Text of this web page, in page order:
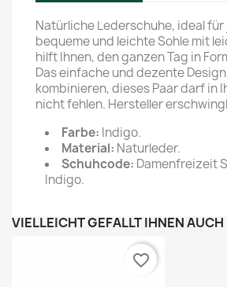
Natürliche Lederschuhe, ideal
bequeme und leichte Sohle mit
hilft Ihnen, den ganzen Tag in
Das einfache und dezente
kombinieren, dieses Paar darf in
nicht fehlen. Hersteller
Farbe: Indigo.
Material: Naturleder.
Schuhcode: Damenfreizeit
Indigo.
VIELLEICHT GEFÄLLT IHNEN AUCH
favorite_border